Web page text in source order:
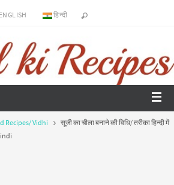
हिन्दी
Recipes/ Vidhi
सूजी का चीला बनाने की विधि/ तरीका हिन्दी में